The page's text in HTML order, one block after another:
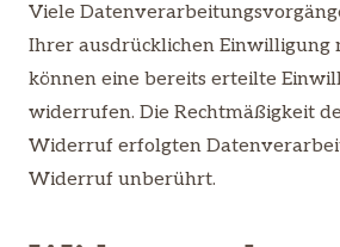
Viele
Ihrer ausdrücklichen Einwilligung
können eine bereits erteilte
widerrufen. Die Rechtmäßigkeit
Widerruf erfolgten
Widerruf unberührt.